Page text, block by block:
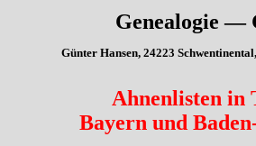
Genealogie —
Günter Hansen, 24223
Ahnenlisten in
Bayern und